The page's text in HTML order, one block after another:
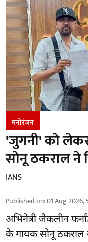
मनोरंजन
'जुगनी' को
सोनू ठकराल ने
IANS
Published on:01 Aug 2026,
अभिनेत्री जैकलीन
के गायक सोनू ठकराल